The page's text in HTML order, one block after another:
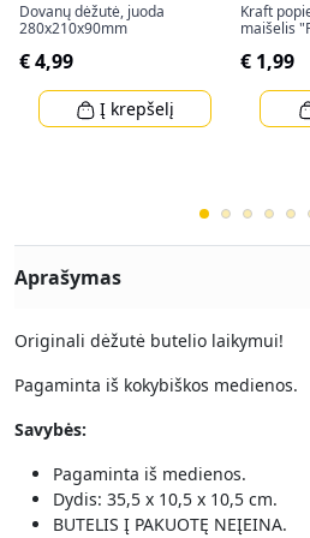
Dovanų dėžutė, juoda
280x210x90mm
€ 4,99
Į krepšelį
Kraft
maišelis
€ 1,99
Aprašymas
Originali dėžutė butelio laikymui!
Pagaminta iš kokybiškos medienos.
Savybės:
Pagaminta iš medienos.
Dydis: 35,5 x 10,5 x 10,5 cm.
BUTELIS Į PAKUOTĘ NEĮEINA.